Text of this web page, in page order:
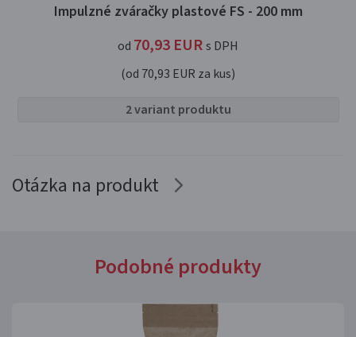
Impulzné zváračky plastové FS - 200 mm
od 70,93 EURs DPH
(od 70,93 EUR za kus)
2 variant produktu
Otázka na produkt
Podobné produkty